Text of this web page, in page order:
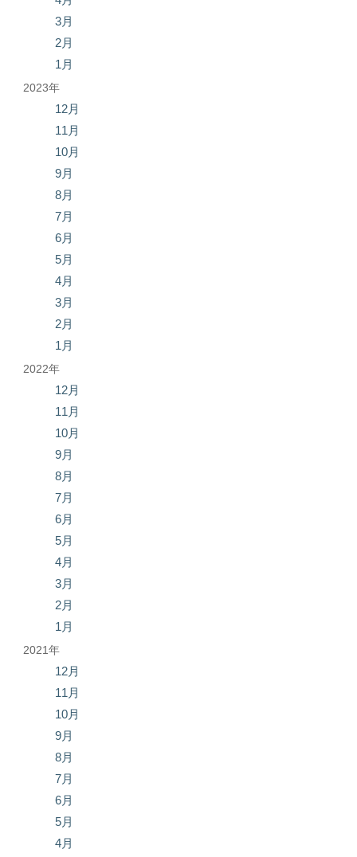
3月
2月
1月
2023年
12月
11月
10月
9月
8月
7月
6月
5月
4月
3月
2月
1月
2022年
12月
11月
10月
9月
8月
7月
6月
5月
4月
3月
2月
1月
2021年
12月
11月
10月
9月
8月
7月
6月
5月
4月